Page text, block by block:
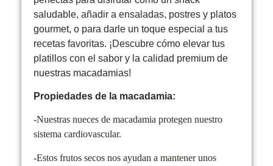
saludable, añadir a ensaladas, postres y platos
gourmet, o para darle un toque especial a tus
recetas favoritas. ¡Descubre cómo elevar tus
platillos con el sabor y la calidad premium de
nuestras macadamias!
Propiedades de la macadamia:
-Nuestras nueces de macadamia protegen nuestro
sistema cardiovascular.
-Estos frutos secos nos ayudan a mantener unos